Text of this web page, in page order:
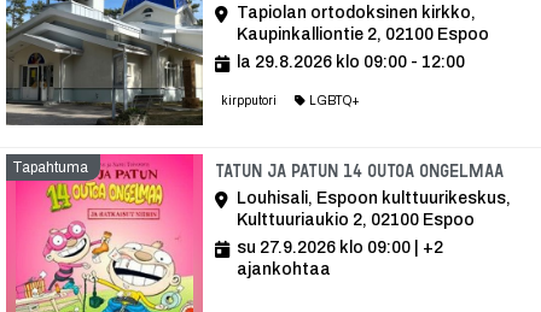
Tapiolan ortodoksinen kirkko,
Kaupinkalliontie 2, 02100 Espoo
la 29.8.2026 klo 09:00 - 12:00
kirpputori LGBTQ+
Tapahtuma Tatun ja Patun 14 outoa ongelmaa
Louhisali, Espoon kulttuurikeskus,
Kulttuuriaukio 2, 02100 Espoo
su 27.9.2026 klo 09:00 | +2
ajankohtaa